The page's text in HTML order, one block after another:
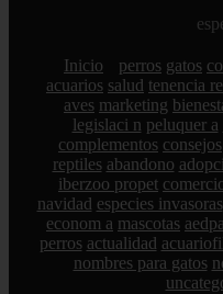
Inicio perros gatos
acuarios salud tenencia
aves marketing
legislaci n peluquer a
complementos consejos
reptiles abandono
iberzoo propet
navidad especies invasoras
econom a mascotas
perros actualidad
nombres para gatos